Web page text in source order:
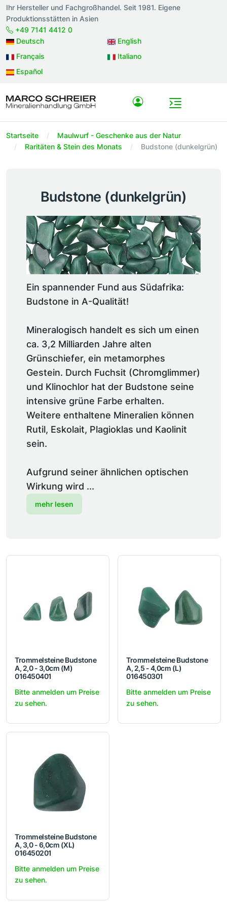
Ihr Hersteller und Fachgroßhandel. Seit 1981. Eigene
Produktionsstätten in Asien
+49 7141 4412 0
Deutsch
English
Français
Italiano
Español
Startseite
Maulwurf - Geschenke aus der Natur
Raritäten & Stein des Monats
Budstone (dunkelgrün)
Budstone (dunkelgrün)
Ein spannender Fund aus Südafrika:
Budstone in A-Qualität!
Mineralogisch handelt es sich um einen
ca. 3,2 Milliarden Jahre alten
Grünschiefer, ein metamorphes
Gestein. Durch Fuchsit (Chromglimmer)
und Klinochlor hat der Budstone seine
intensive grüne Farbe erhalten.
Weitere enthaltene Mineralien können
Rutil, Eskolait, Plagioklas und Kaolinit
sein.
Aufgrund seiner ähnlichen optischen
Wirkung wird ...
mehr lesen
Trommelsteine Budstone
A, 2,0 - 3,0cm (M)
016450401
Bitte anmelden um Preise
zu sehen.
Trommelsteine Budstone
A, 2,5 - 4,0cm (L)
016450301
Bitte anmelden um Preise
zu sehen.
Trommelsteine Budstone
A, 3,0 - 6,0cm (XL)
016450201
Bitte anmelden um Preise
zu sehen.